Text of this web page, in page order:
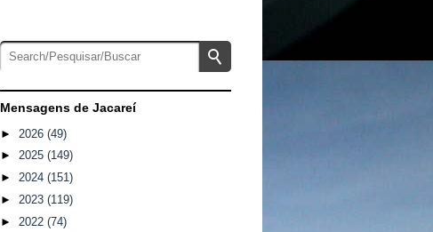
Mensagens de Jacareí
► 2026 (49)
► 2025 (149)
► 2024 (151)
► 2023 (119)
► 2022 (74)